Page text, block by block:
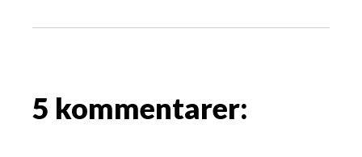
a
g
a
5 kommentarer: